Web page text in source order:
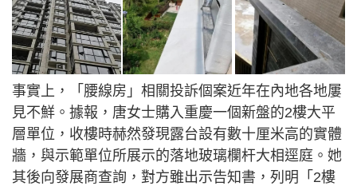
事實上，「腰線房」相關投訴個案近年在內地各地屢
見不鮮。據報，唐女士購入重慶一個新盤的2樓大平
層單位，收樓時赫然發現露台設有數十厘米高的實體
牆，與示範單位所展示的落地玻璃欄杆大相逕庭。她
其後向發展商查詢，對方雖出示告知書，列明「2樓